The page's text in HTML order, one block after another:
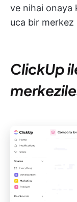
ve nihai onaya
uca bir merkez
ClickUp